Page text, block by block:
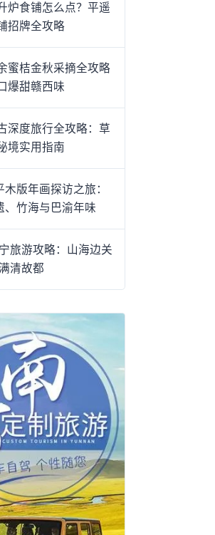
炉食铺怎么点？平遥
招牌全攻略
蜜桔金秋采摘全攻略
爆甜赣西味
深度旅行全攻略：草
境实用指南
木版年画探访之旅：
、竹海与巴渝年味
旅游攻略：山海边关
清故都